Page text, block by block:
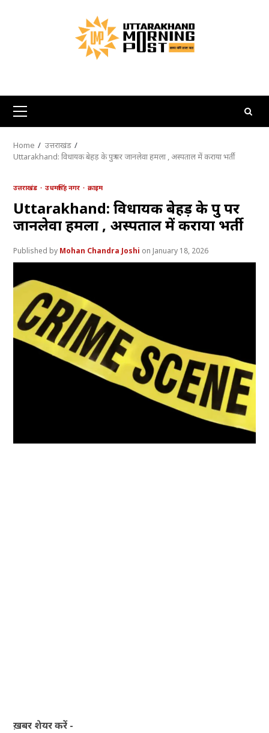
Primary
Menu
Home
उत्तराखंड
Uttarakhand: विधायक बेहड़ के पुत्र पर जानलेवा हमला , अस्पताल में कराया भर्ती
उत्तराखंड उधमसिंह नगर क्राइम
Uttarakhand: विधायक बेहड़ के पुत्र पर
जानलेवा हमला , अस्पताल में कराया भर्ती
Mohan Chandra Joshi January 18, 2026
ख़बर शेयर करें -